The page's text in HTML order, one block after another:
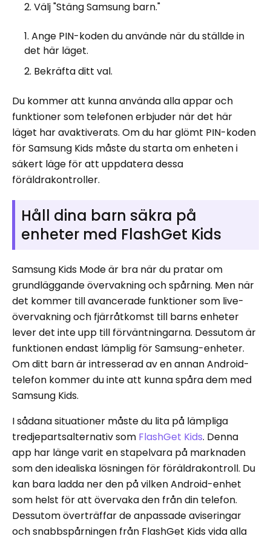
Välj "Stäng Samsung barn."
Ange PIN-koden du använde när du ställde in
det här läget.
Bekräfta ditt val.
Du kommer att kunna använda alla appar och
funktioner som telefonen erbjuder när det här
läget har avaktiverats. Om du har glömt PIN-koden
för Samsung Kids måste du starta om enheten i
säkert läge för att uppdatera dessa
föräldrakontroller.
Håll dina barn säkra på
enheter med FlashGet Kids
Samsung Kids Mode är bra när du pratar om
grundläggande övervakning och spårning. Men när
det kommer till avancerade funktioner som live-
övervakning och fjärråtkomst till barns enheter
lever det inte upp till förväntningarna. Dessutom är
funktionen endast lämplig för Samsung-enheter.
Om ditt barn är intresserad av en annan Android-
telefon kommer du inte att kunna spåra dem med
Samsung Kids.
I sådana situationer måste du lita på lämpliga
tredjepartsalternativ som FlashGet Kids. Denna
app har länge varit en stapelvara på marknaden
som den idealiska lösningen för föräldrakontroll. Du
kan bara ladda ner den på vilken Android-enhet
som helst för att övervaka den från din telefon.
Dessutom överträffar de anpassade aviseringar
och snabbspårningen från FlashGet Kids vida alla